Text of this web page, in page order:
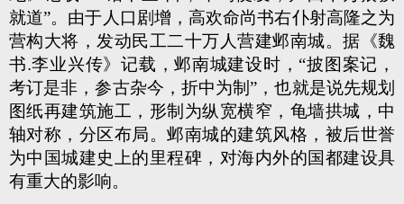
就道”。由于人口剧增，高欢命尚书右仆射高隆之为
营构大将，发动民工二十万人营建邺南城。据《魏
书.李业兴传》记载，邺南城建设时，“披图案记，
考订是非，参古杂今，折中为制”，也就是说先规划
图纸再建筑施工，形制为纵宽横窄，龟墙拱城，中
轴对称，分区布局。邺南城的建筑风格，被后世誉
为中国城建史上的里程碑，对海内外的国都建设具
有重大的影响。